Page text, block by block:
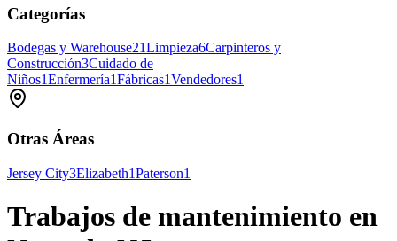
Categorías
Bodegas y Warehouse21Limpieza6Carpinteros y
Construcción3Cuidado de
Niños1Enfermería1Fábricas1Vendedores1
Otras Áreas
Jersey City3Elizabeth1Paterson1
Trabajos de mantenimiento en